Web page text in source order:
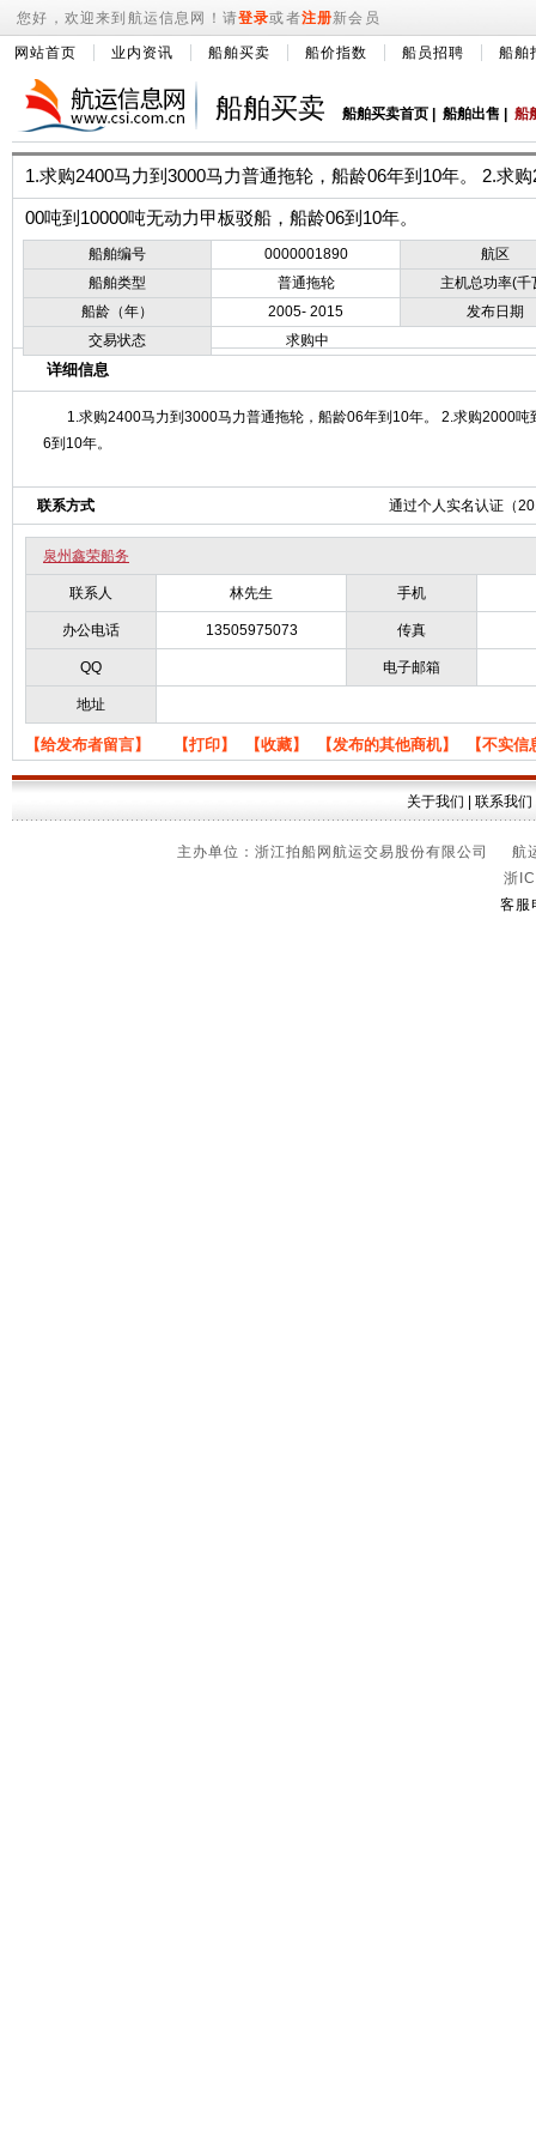
您好，欢迎来到航运信息网！请登录或者注册新会员
网站首页 业内资讯 船舶买卖 船价指数 船员招聘 船舶
船舶买卖 船舶买卖首页 船舶出售 船
1.求购2400马力到3000马力普通拖轮，船龄06年到10年。 2.求购
00吨到10000吨无动力甲板驳船，船龄06到10年。
船舶编号 0000001890
航区
船舶类型
普通拖轮
主机总功率(千
船龄（年）
2005- 2015
发布日期
交易状态
求购中
详细信息
1.求购2400马力到3000马力普通拖轮，船龄06年到10年。 2.求购2000
6到10年。
联系方式 通过个人实名认证（
泉州鑫荣船务
联系人 林先生 手机
办公电话 13505975073 传真
QQ 电子邮箱
地址
【给发布者留言】 【打印】 【收藏】 【发布的其他商机】 【不实
关于我们 联系我们
主办单位：浙江拍船网航运交易股份有限公司
浙
客服